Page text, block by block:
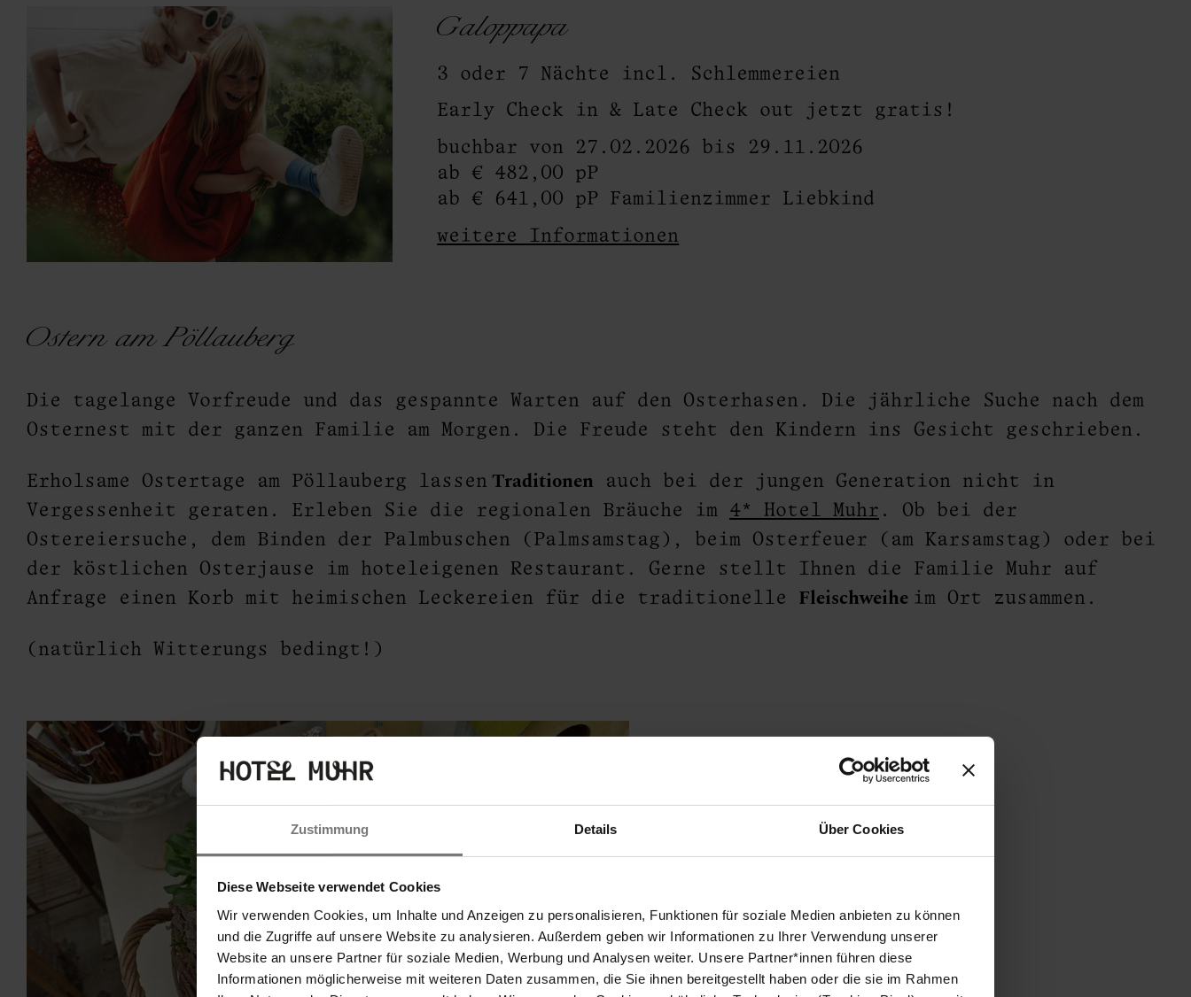
Zustimmung Details Über Cookies
Diese Webseite verwendet Cookies
Wir verwenden Cookies, um Inhalte und Anzeigen zu personalisieren, Funktionen für soziale Medien anbieten zu können
und die Zugriffe auf unsere Website zu analysieren. Außerdem geben wir Informationen zu Ihrer Verwendung unserer
Website an unsere Partner für soziale Medien, Werbung und Analysen weiter. Unsere Partner*innen führen diese
Informationen möglicherweise mit weiteren Daten zusammen, die Sie ihnen bereitgestellt haben oder die sie im Rahmen
Galoppapa
3 oder 7 Nächte incl. Schlemmereien
Early Check in & Late Check out jetzt gratis!
buchbar von 27.02.2026 bis 29.11.2026
ab € 482,00 pP
ab € 641,00 pP Familienzimmer Liebkind
weitere Informationen
Ostern am Pöllauberg
Die tagelange Vorfreude und das gespannte Warten auf den Osterhasen. Die jährliche Suche nach dem
Osternest mit der ganzen Familie am Morgen. Die Freude steht den Kindern ins Gesicht geschrieben.
Erholsame Ostertage am Pöllauberg lassen Traditionen auch bei der jungen Generation nicht in
Vergessenheit geraten. Erleben Sie die regionalen Bräuche im 4* Hotel Muhr . Ob bei der
Ostereiersuche, dem Binden der Palmbuschen (Palmsamstag), beim Osterfeuer (am Karsamstag) oder bei
der köstlichen Osterjause im hoteleigenen Restaurant. Gerne stellt Ihnen die Familie Muhr auf
Anfrage einen Korb mit heimischen Leckereien für die traditionelle Fleischweihe im Ort zusammen.
(natürlich Witterungs bedingt!)
Trinken